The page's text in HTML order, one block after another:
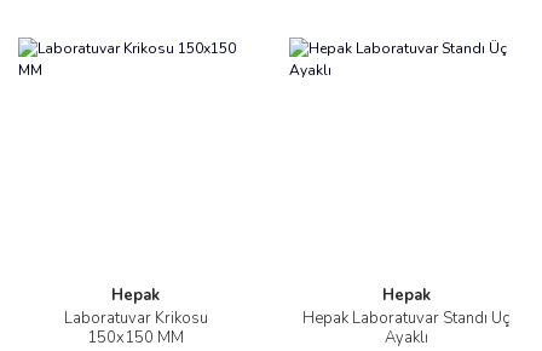
Hepak
Laboratuvar Krikosu
150x150 MM
Hepak
Hepak Laboratuvar Standı Üç
Ayaklı